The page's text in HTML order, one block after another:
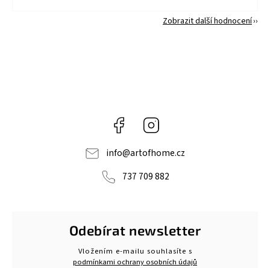
Zobrazit další hodnocení
Facebook
info@artofhome.cz
737 709 882
Odebírat newsletter
Vložením e-mailu souhlasíte s
podmínkami ochrany osobních údajů